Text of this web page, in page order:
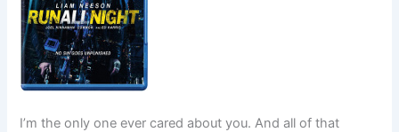
I’m the only one ever cared about you. And all of that